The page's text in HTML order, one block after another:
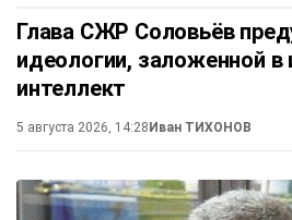
Глава СЖР Соловьёв
идеологии, заложенной в
интеллект
5 августа 2026, 14:28 Иван ТИХОНОВ